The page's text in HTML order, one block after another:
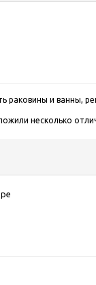
раковины и ванны,
несколько